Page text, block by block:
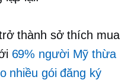
thành sở thích mua
69% người Mỹ thừa
nhiều gói đăng ký